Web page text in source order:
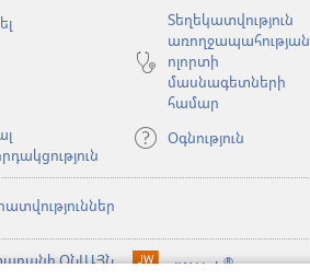
Տեղեկատվություն
առողջապահության
ոլորտի
մասնագետների
համար
Օգնություն
ՕՆԼԱՅՆ
JW Hub®